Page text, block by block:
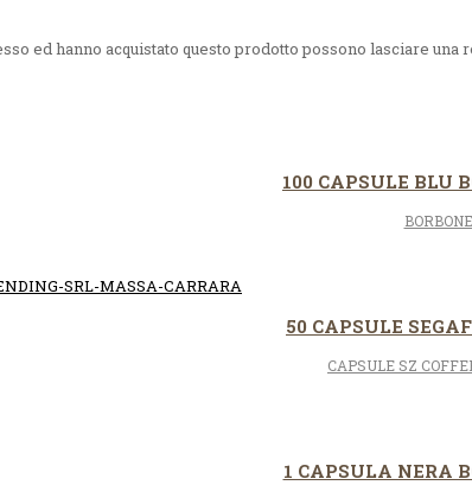
ed hanno acquistato questo prodotto possono lasciare una
100 CAPSULE BLU
BORBONE
50 CAPSULE
CAPSULE SZ
1 CAPSULA NERA